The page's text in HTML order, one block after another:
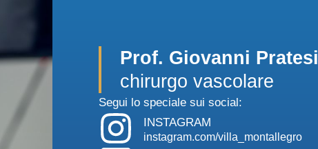
Prof. Giovanni Pratesi
chirurgo vascolare
Segui lo speciale sui social:
INSTAGRAM
instagram.com/villa_montallegro